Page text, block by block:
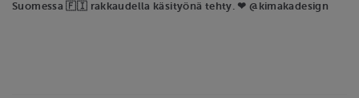
Suomessa 🇫🇮 rakkaudella käsityönä tehty. ❤ @kimakadesign